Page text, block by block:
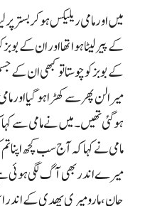
میں اور مامی ریلیکس ہو کر بستر
کے پیر لیٹا ہوا تھا اور ان کے
کے بوبز کو چوستا تو کبھی ان
میرا لن پھر سے کھڑا ہو گیا
ہو گئی تھیں۔ میں نے مامی سے
مامی نے کہا کہ آج سب کچھ
میرے اندر بھی آگ لگی ہوئی
جان، مارو میری پھدی کے